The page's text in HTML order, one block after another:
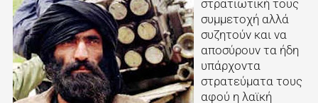
στρατιωτική τους
συμμετοχή αλλά
συζητούν και να
αποσύρουν τα ήδη
υπάρχοντα
στρατεύματα τους
αφού η λαϊκή